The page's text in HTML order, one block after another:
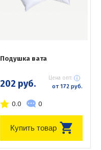
Подушка вата
202 руб. Цена опт:
от 172 руб.
0.0 0
Купить товар